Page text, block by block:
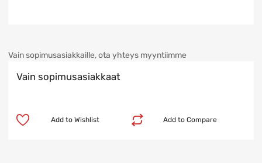
Vain sopimusasiakkaille, ota yhteys myyntiimme
Vain sopimusasiakkaat
Add to Compare
Add to Wishlist